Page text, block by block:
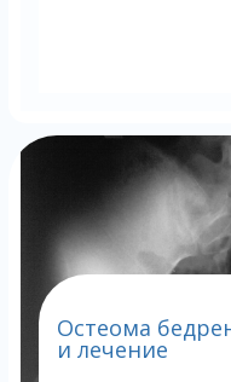
Остеома
и лечение